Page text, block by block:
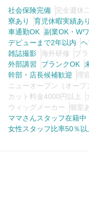
社会保険完備
完全週休
寮あり
育児休暇実績あり
車通勤OK 副業OK・W
デビューまで2年以内
雑誌撮影 海外研修 ブ
外部講習
ブランクOK
幹部・店長候補歓迎
理
ニューオープン（オープ
カット料金4000円以上
ウィッグメーカー
個室
ママさんスタッフ在籍中
女性スタッフ比率50％以